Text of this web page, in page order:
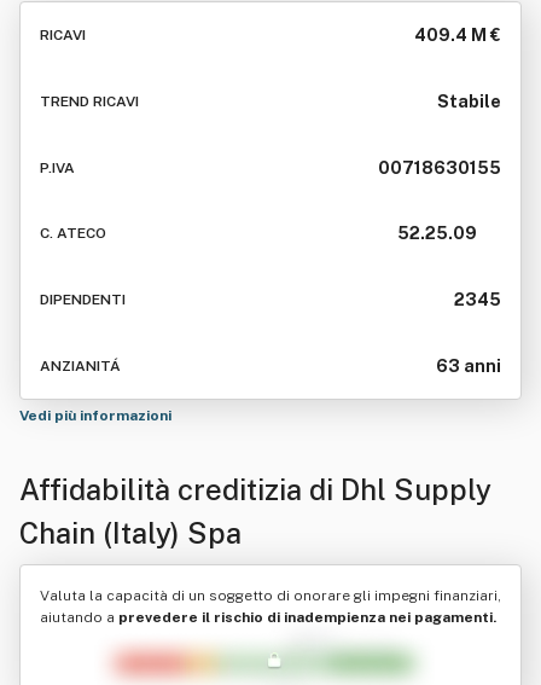
RICAVI 409.4 M €
TREND RICAVI Stabile
P.IVA 00718630155
C. ATECO 52.25.09
DIPENDENTI 2345
ANZIANITÁ 63 anni
Vedi più informazioni
Affidabilità creditizia di Dhl Supply
Chain (Italy) Spa
Valuta la capacità di un soggetto di onorare gli impegni finanziari,
aiutando a prevedere il rischio di inadempienza nei pagamenti.